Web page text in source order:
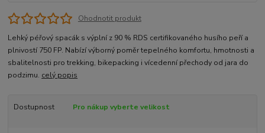
Ohodnotit produkt
Lehký péřový spacák s výplní z 90 % RDS certifikovaného husího peří a
plnivostí 750 FP. Nabízí výborný poměr tepelného komfortu, hmotnosti a
sbalitelnosti pro trekking, bikepacking i vícedenní přechody od jara do
podzimu. celý popis
Dostupnost Pro nákup vyberte velikost